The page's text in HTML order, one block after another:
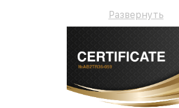
Развернуть